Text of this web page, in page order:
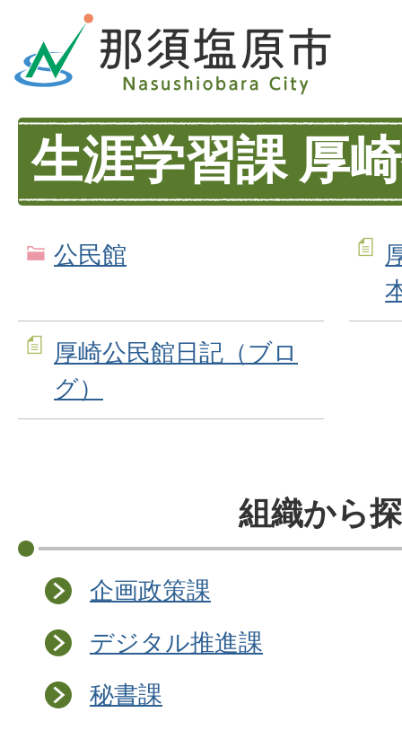
生涯学習課 厚
公民館
厚崎公民館日記（ブロ
グ）
組織から
企画政策課
デジタル推進課
秘書課